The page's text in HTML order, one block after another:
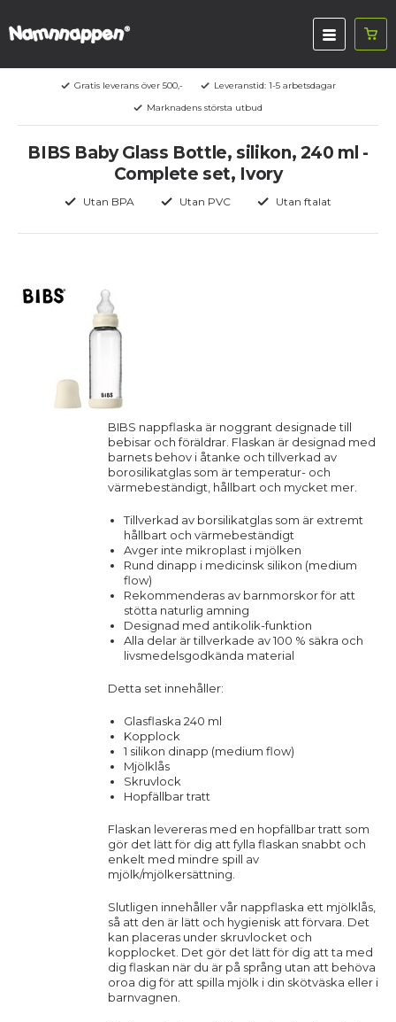
Gratis leverans över 500,-
Leveranstid: 1-5 arbetsdagar
Marknadens största utbud
BIBS Baby Glass Bottle, silikon, 240 ml -
Complete set, Ivory
Utan BPA Utan PVC Utan ftalat
BIBS nappflaska är noggrant designade till
bebisar och föräldrar. Flaskan är designad med
barnets behov i åtanke och tillverkad av
borosilikatglas som är temperatur- och
värmebeständigt, hållbart och mycket mer.
Tillverkad av borsilikatglas som är extremt
hållbart och värmebeständigt
Avger inte mikroplast i mjölken
Rund dinapp i medicinsk silikon (medium
flow)
Rekommenderas av barnmorskor för att
stötta naturlig amning
Designad med antikolik-funktion
Alla delar är tillverkade av 100 % säkra och
livsmedelsgodkända material
Detta set innehåller:
Glasflaska 240 ml
Kopplock
1 silikon dinapp (medium flow)
Mjölklås
Skruvlock
Hopfällbar tratt
Flaskan levereras med en hopfällbar tratt som
gör det lätt för dig att fylla flaskan snabbt och
enkelt med mindre spill av
mjölk/mjölkersättning.
Slutligen innehåller vår nappflaska ett mjölklås,
så att den är lätt och hygienisk att förvara. Det
kan placeras under skruvlocket och
kopplocket. Det gör det lätt för dig att ta med
dig flaskan när du är på språng utan att behöva
oroa dig för att spilla mjölk i din skötväska eller i
barnvagnen.